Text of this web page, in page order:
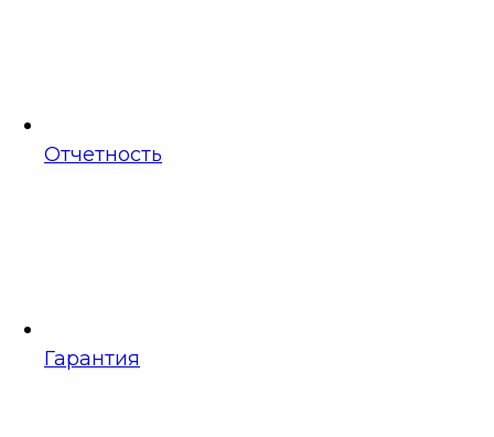
Отчетность
Гарантия